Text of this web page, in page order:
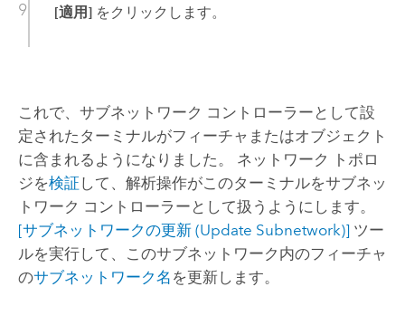
[適用]をクリックします。
これで、サブネットワーク コントローラーとして設
定されたターミナルがフィーチャまたはオブジェクト
に含まれるようになりました。 ネットワーク トポロ
ジを検証 して、解析操作がこのターミナルをサブネッ
トワーク コントローラーとして扱うようにします。
[サブネットワークの更新 (Update Subnetwork)]ツー
ルを実行して、このサブネットワーク内のフィーチャ
のサブネットワーク名 を更新します。